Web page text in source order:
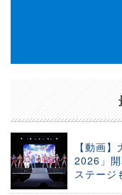
【動画
2026」
ステージ